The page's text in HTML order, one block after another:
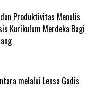
Produktivitas Menulis
Kurikulum Merdeka Bagi
melalui Lensa Gadis